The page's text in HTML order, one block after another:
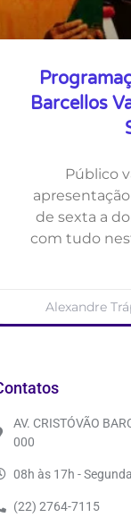
Barcellos
Público
de sexta a
com tudo
Alexandre
AV. CRISTÓVÃO
000
08h às 17h -
(22) 2764-7115